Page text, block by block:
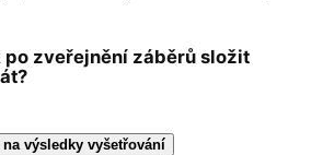
po zveřejnění záběrů složit
výsledky vyšetřování